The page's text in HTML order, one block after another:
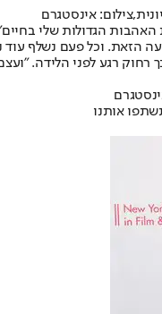
אינסטגרם
הגדולות שלי
הזאת. וכל פעם נשלף
רגע לפני הלידה.
אותנו